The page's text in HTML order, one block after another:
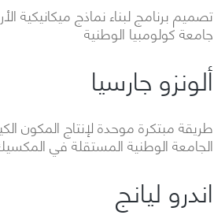
تصميم برنامج لبناء نماذج ميكانيكية
جامعة كولومبيا الوطنية
ألونزو جارسيا
طريقة مبتكرة موحدة لإنتاج المكون
الجامعة الوطنية المستقلة في
اندرو ليانج